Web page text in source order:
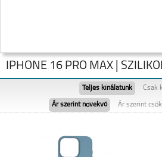
IPHONE 16 PRO MAX |
Teljes kínálatunk Csak
Ár szerint növekvő Ár szerint